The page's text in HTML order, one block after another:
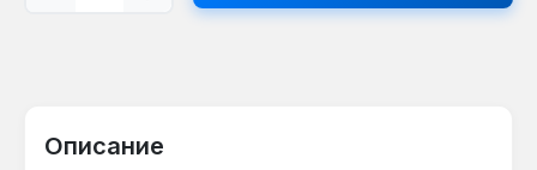
Описание